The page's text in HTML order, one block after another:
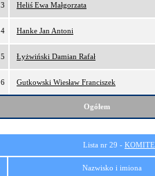
Heliś Ewa Małgorzata
Hanke Jan Antoni
Łyżwiński Damian Rafał
Gutkowski Wiesław Franciszek
Ogółem
Lista nr 29 -
Nazwisko i imiona